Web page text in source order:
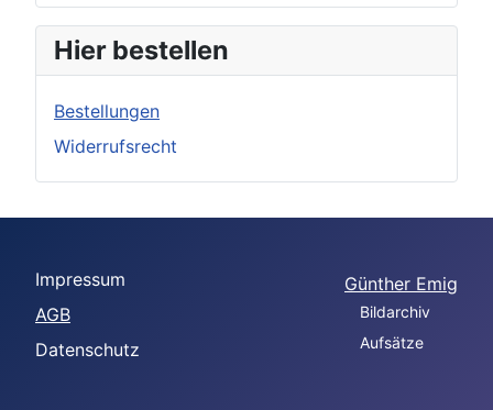
Hier bestellen
Bestellungen
Widerrufsrecht
Impressum
AGB
Datenschutz
Günther Emig
Bildarchiv
Aufsätze